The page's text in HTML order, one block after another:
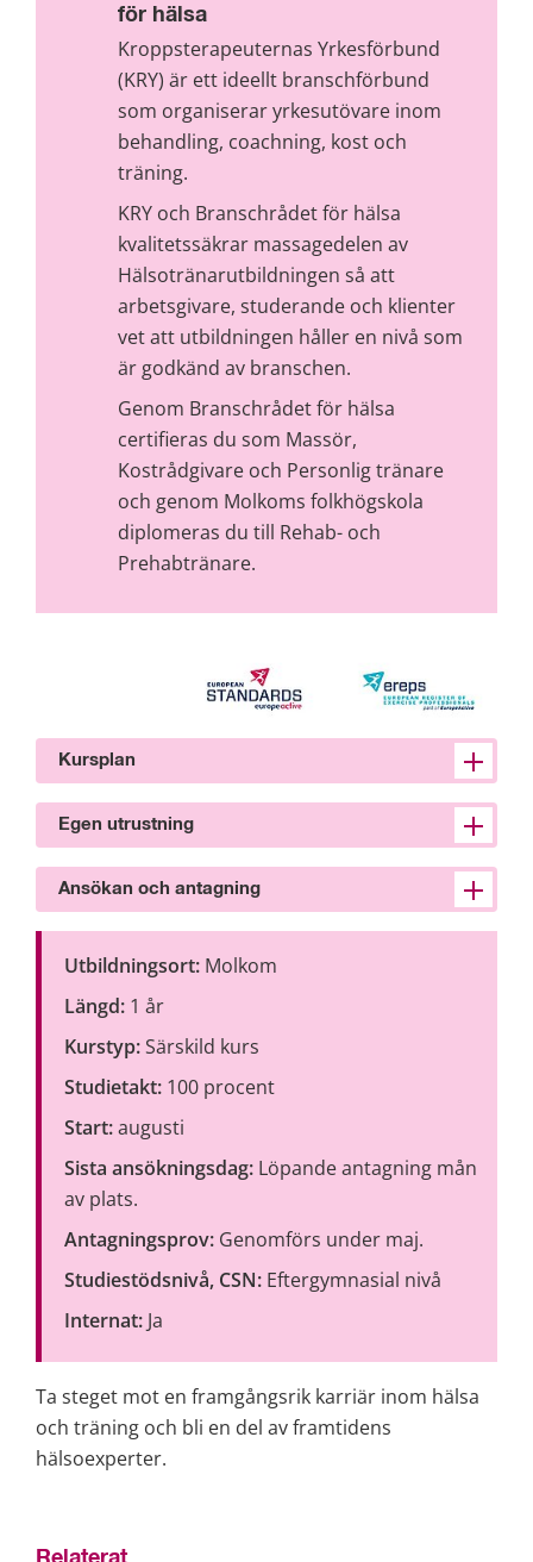
för hälsa
Kroppsterapeuternas Yrkesförbund
(KRY) är ett ideellt branschförbund
som organiserar yrkesutövare inom
behandling, coachning, kost och
träning.
KRY och Branschrådet för hälsa
kvalitetssäkrar massagedelen av
Hälsotränarutbildningen så att
arbetsgivare, studerande och klienter
vet att utbildningen håller en nivå som
är godkänd av branschen.
Genom Branschrådet för hälsa
certifieras du som Massör,
Kostrådgivare och Personlig tränare
och genom Molkoms folkhögskola
diplomeras du till Rehab- och
Prehabtränare.
Kursplan
Egen utrustning
Ansökan och antagning
Utbildningsort: Molkom
Längd: 1 år
Kurstyp: Särskild kurs
Studietakt: 100 procent
Start: augusti
Sista ansökningsdag: Löpande antagning mån
av plats.
Antagningsprov: Genomförs under maj.
Studiestödsnivå, CSN: Eftergymnasial nivå
Internat: Ja
Ta steget mot en framgångsrik karriär inom hälsa
och träning och bli en del av framtidens
hälsoexperter.